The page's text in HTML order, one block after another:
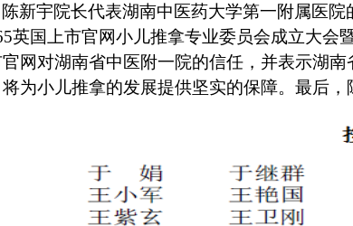
陈新宇院长代表湖南中医药大学第一附属医
英国上市官网小儿推拿专业委员会成立大会
官网对湖南省中医附一院的信任，并表示湖
为小儿推拿的发展提供坚实的保障。最后，